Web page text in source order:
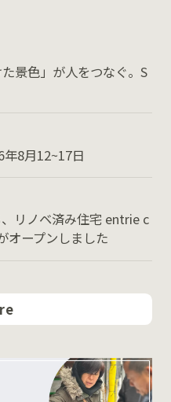
景色」が人をつなぐ。S
年8月12~17日
、リノベ済み住宅 entrie c
オープンしました